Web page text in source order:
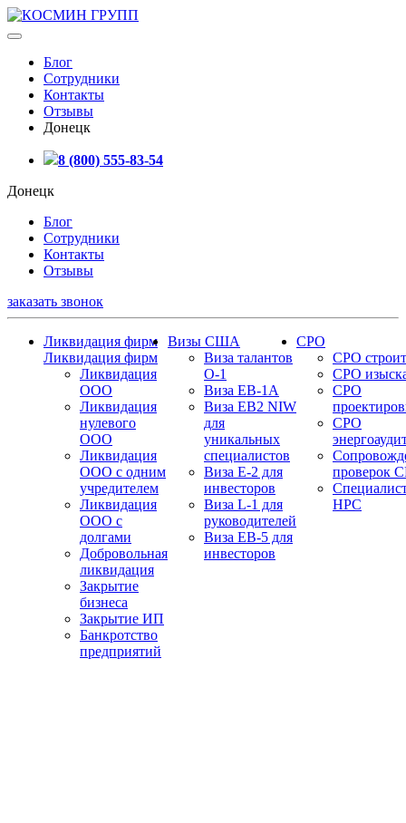
Блог
Сотрудники
Контакты
Отзывы
Донецк
8 (800) 555-83-54
Донецк
Блог
Сотрудники
Контакты
Отзывы
заказать звонок
Ликвидация фирм
Ликвидация фирм
Ликвидация
ООО
Ликвидация
нулевого
ООО
Ликвидация
ООО с одним
учредителем
Ликвидация
ООО с
долгами
Добровольная
ликвидация
Закрытие
бизнеса
Закрытие ИП
Банкротство
предприятий
Визы США
Виза талантов
О-1
Виза EB-1A
Виза EB2 NIW
для
уникальных
специалистов
Виза E-2 для
инвесторов
Виза L-1 для
руководителей
Виза EB-5 для
инвесторов
СРО
СРО
СРО
СРО
СРО
проверок
НРС